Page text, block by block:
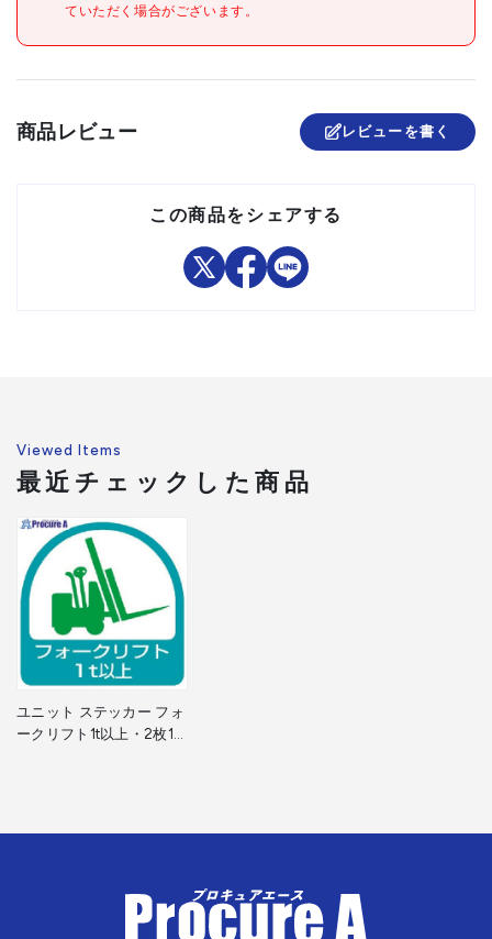
注意事項
ていただく場合がございます。
商品レビュー レビューを書く
この商品をシェアする
Viewed Items
最近チェックした商品
ユニット ステッカー フォ
ークリフト1t以上・2枚1